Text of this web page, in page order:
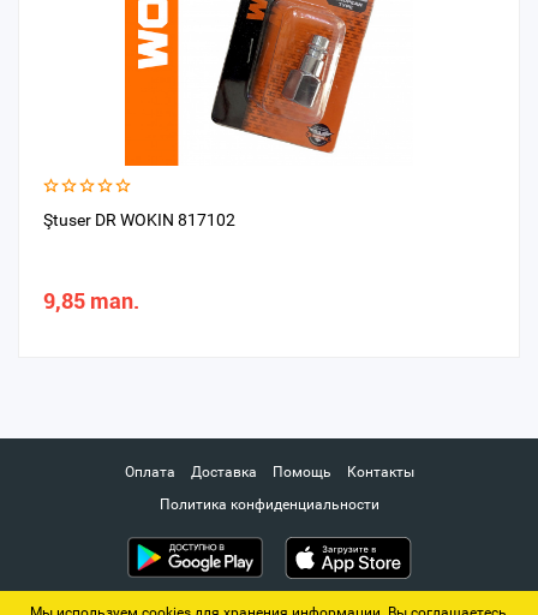
Ştuser DR WOKIN 817102
9,85 man.
Оплата Доставка Помощь
Контакты
Политика конфиденциальности